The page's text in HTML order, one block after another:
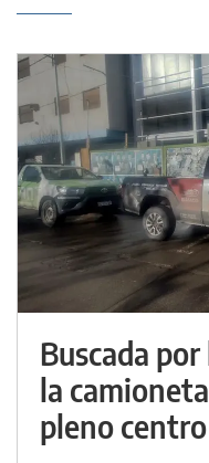
Buscada
la
pleno